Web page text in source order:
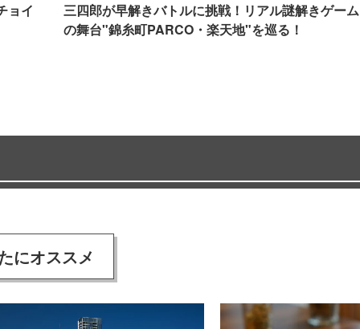
ョイ
三四郎が早解きバトルに挑戦！リアル謎解きゲーム
の舞台"錦糸町PARCO・楽天地"を巡る！
にオススメ